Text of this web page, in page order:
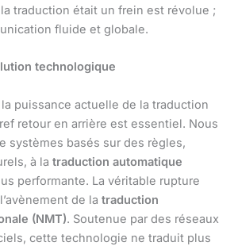
la traduction était un frein est révolue ;
fluide et globale.
technologique
puissance actuelle de la traduction
retour en arrière est essentiel. Nous
systèmes basés sur des règles,
à la traduction automatique
performante. La véritable rupture
de la traduction
(NMT). Soutenue par des réseaux
cette technologie ne traduit plus